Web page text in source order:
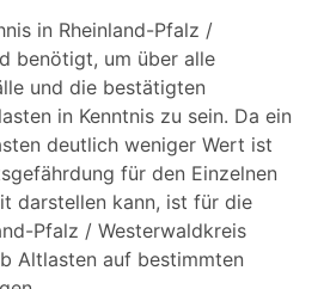
in Rheinland-Pfalz /
benötigt, um über alle
und die bestätigten
in Kenntnis zu sein. Da ein
deutlich weniger Wert ist
für den Einzelnen
darstellen kann, ist für die
Pfalz / Westerwaldkreis
Altlasten auf bestimmten